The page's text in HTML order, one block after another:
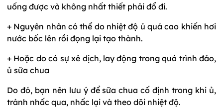
uống được và không nhất thiết phải đổ đi.
+ Nguyên nhân có thể do nhiệt độ ủ quá cao khiến hơi
nước bốc lên rồi đọng lại tạo thành.
+ Hoặc do có sự xê dịch, lay động trong quá trình đảo,
ủ sữa chua
Do đó, bạn nên lưu ý để sữa chua cố định trong khi ủ,
tránh nhấc qua, nhấc lại và theo dõi nhiệt độ.